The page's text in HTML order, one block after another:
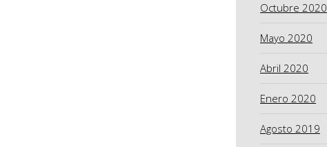
Octubre 2020
Mayo 2020
Abril 2020
Enero 2020
Agosto 2019